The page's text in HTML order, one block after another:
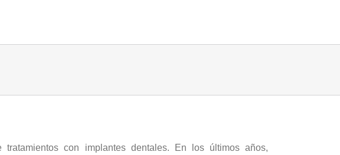
con implantes dentales. En los últimos años,